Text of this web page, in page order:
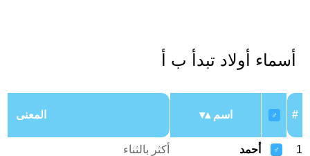
أسماء أولاد تبدأ ب أ
#
♂ اسم المعنى
1
♂ أحمد أكثر بالثناء